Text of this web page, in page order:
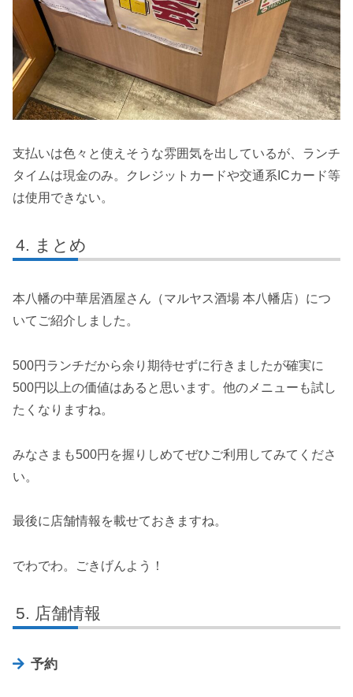
支払いは色々と使えそうな雰囲気を出しているが、ランチ
タイムは現金のみ。クレジットカードや交通系ICカード等
は使用できない。
まとめ
本八幡の中華居酒屋さん（マルヤス酒場 本八幡店）につ
いてご紹介しました。
500円ランチだから余り期待せずに行きましたが確実に
500円以上の価値はあると思います。他のメニューも試し
たくなりますね。
みなさまも500円を握りしめてぜひご利用してみてくださ
い。
最後に店舗情報を載せておきますね。
でわでわ。ごきげんよう！
店舗情報
予約